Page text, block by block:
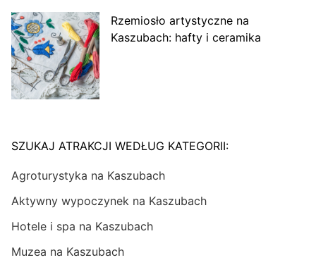
Rzemiosło artystyczne na
Kaszubach: hafty i ceramika
SZUKAJ ATRAKCJI WEDŁUG KATEGORII:
Agroturystyka na Kaszubach
Aktywny wypoczynek na Kaszubach
Hotele i spa na Kaszubach
Muzea na Kaszubach